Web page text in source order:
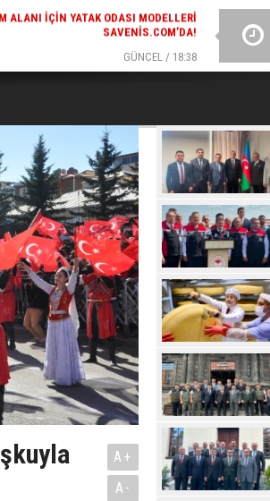
GÜNCEL / 18:38
A+
A-